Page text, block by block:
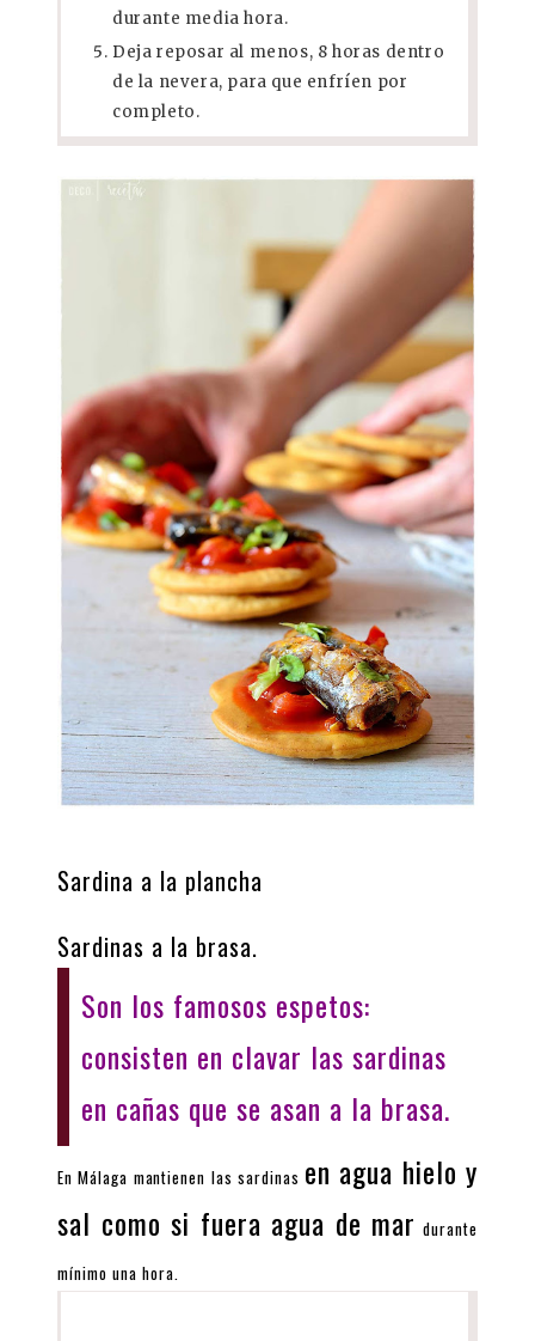
durante media hora.
Deja reposar al menos, 8 horas dentro
de la nevera, para que enfríen por
completo.
Sardina a la plancha
Sardinas a la brasa.
Son los famosos espetos:
consisten en clavar las sardinas
en cañas que se asan a la brasa.
En Málaga mantienen las sardinas en agua hielo y
sal como si fuera agua de mar durante
mínimo una hora.